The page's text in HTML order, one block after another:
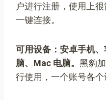
户进行注册，使用上
一键连接。
可用设备：安卓手机
脑、Mac 电脑。 黑豹
行使用，一个账号各个